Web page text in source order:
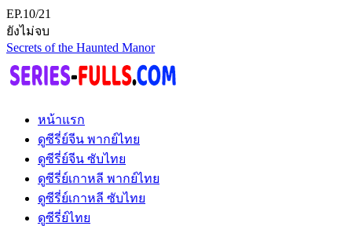
EP.10/21
ยังไม่จบ
Secrets of the Haunted Manor
หน้าแรก
ดูซีรี่ย์จีน พากย์ไทย
ดูซีรี่ย์จีน ซับไทย
ดูซีรี่ย์เกาหลี พากย์ไทย
ดูซีรี่ย์เกาหลี ซับไทย
ดูซีรี่ย์ไทย